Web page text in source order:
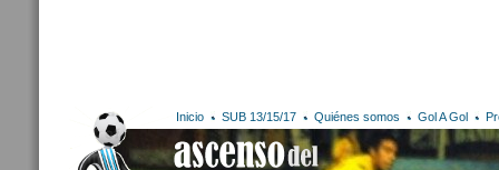
Inicio SUB 13/15/17 Quiénes somos Gol A Gol